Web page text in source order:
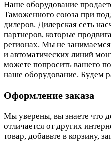
Наше оборудование
Таможенного союза при
дилеров. Дилерская сеть
партнеров, которые
регионах. Мы не
и автоматических линий
можете попросить вашего
наше оборудование. Будем
Оформление заказа
Мы уверены, вы знаете что
отличается от других
товар, добавьте в корзину,